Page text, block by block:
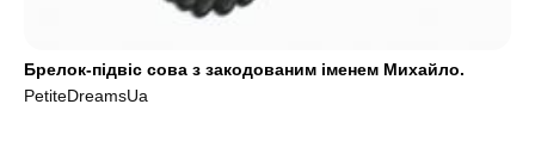
Брелок-підвіс сова з закодованим іменем Михайло.
PetiteDreamsUa